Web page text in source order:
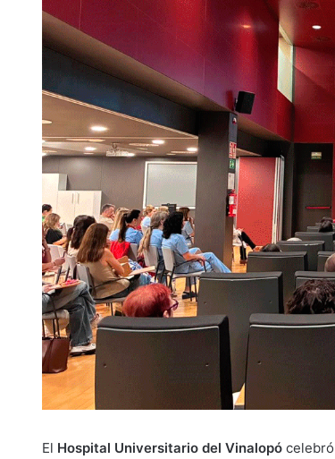
El Hospital Universitario del Vinalopó